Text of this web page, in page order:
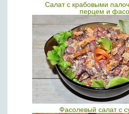
Салат с крабовыми
перцем и
Фасолевый салат с